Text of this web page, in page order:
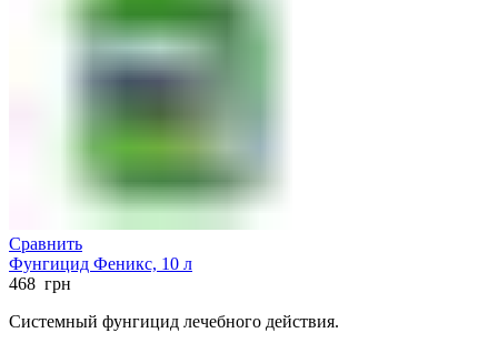
Сравнить
Фунгицид Феникс, 10 л
468 грн
Системный фунгицид лечебного действия.